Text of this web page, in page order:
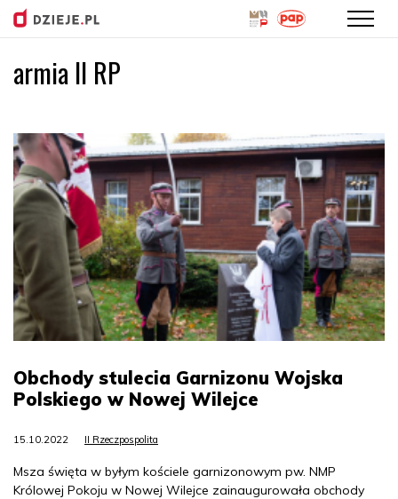
armia II RP
Obchody stulecia Garnizonu Wojska
Polskiego w Nowej Wilejce
15.10.2022 II Rzeczpospolita
Msza święta w byłym kościele garnizonowym pw. NMP
Królowej Pokoju w Nowej Wilejce zainaugurowała obchody